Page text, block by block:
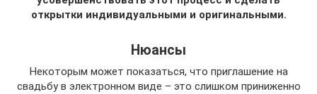
открытки индивидуальными и оригинальными.
Нюансы
Некоторым может показаться, что приглашение на
свадьбу в электронном виде – это слишком приниженно